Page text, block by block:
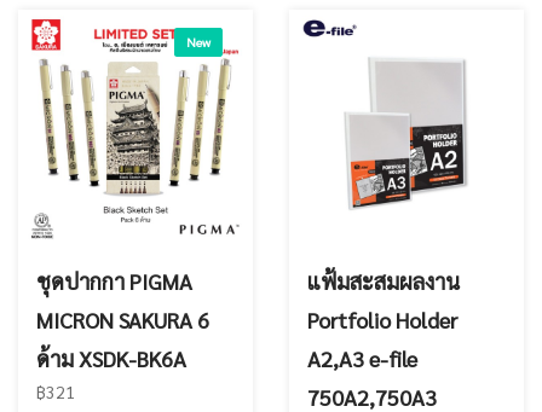
New
ชุดปากกา PIGMA
MICRON SAKURA 6
ด้าม XSDK-BK6A
฿321
แฟ้มสะสมผลงาน
Portfolio Holder
A2,A3 e-file
750A2,750A3